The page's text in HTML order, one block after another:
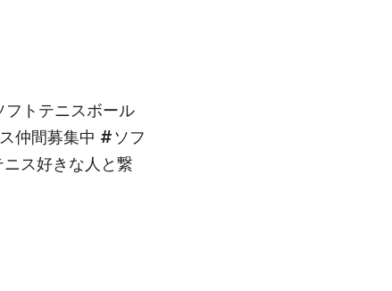
トテニスボール
仲間募集中 #ソフ
ス好きな人と繋